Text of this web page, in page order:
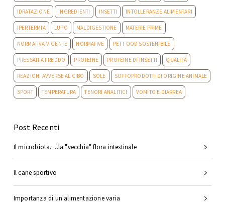
IDRATAZIONE INGREDIENTI INSETTI INTOLLERANZE ALIMENTARI
IPERTERMIA LUPO MALDIGESTIONE MATERIE PRIME
NORMATIVA VIGENTE NORMATIVE PET FOOD SOSTENIBILE
PRESSATI A FREDDO PROTEINE PROTEINE DI INSETTI QUALITÀ
REAZIONI AVVERSE AL CIBO SOLE SOTTOPRODOTTI DI ORIGINE ANIMALE
SPORT TEMPERATURA TENORI ANALITICI VOMITO E DIARREA
Post Recenti
Il microbiota….la "vecchia" flora intestinale
Il cane sportivo
Importanza di un'alimentazione varia